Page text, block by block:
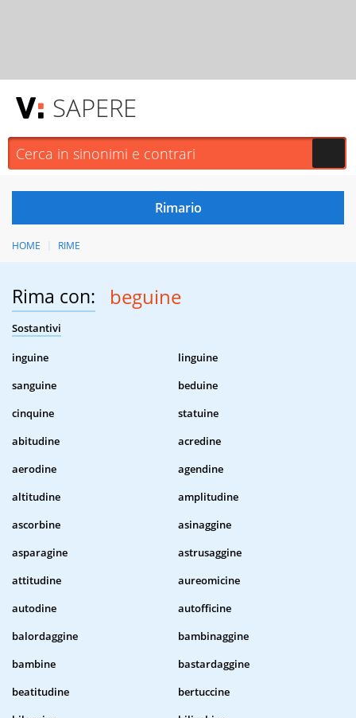
SAPERE
HOME RIME
Rima con: beguine
Sostantivi
inguine
linguine
sanguine
beduine
cinquine
statuine
abitudine
acredine
aerodine
agendine
altitudine
amplitudine
ascorbine
asinaggine
asparagine
astrusaggine
attitudine
aureomicine
autodine
autofficine
balordaggine
bambinaggine
bambine
bastardaggine
beatitudine
bertuccine